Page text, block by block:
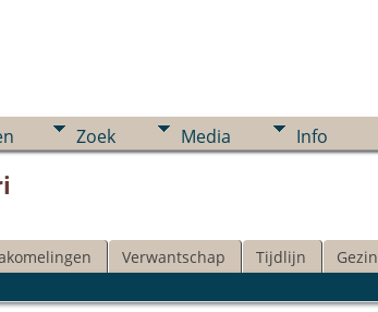
Zoek Media Info
Verwantschap Tijdlijn Gezin